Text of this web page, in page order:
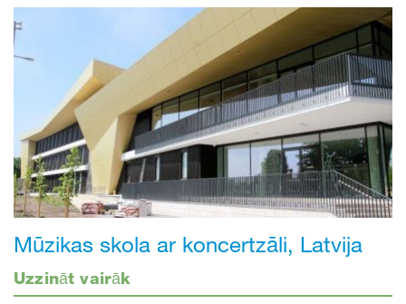
Mūzikas skola ar koncertzāli, Latvija
Uzzināt vairāk